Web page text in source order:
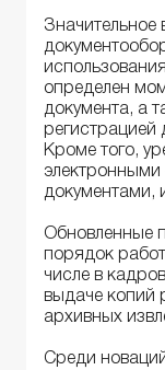
Значительное
определен
документа, а
регистрацией
Кроме того,
документами,
Обновленные
порядок
числе в
выдаче копий
архивных
Среди